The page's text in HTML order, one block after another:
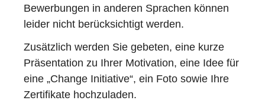
Bewerbungen in anderen Sprachen können
leider nicht berücksichtigt werden.
Zusätzlich werden Sie gebeten, eine kurze
Präsentation zu Ihrer Motivation, eine Idee für
eine „Change Initiative“, ein Foto sowie Ihre
Zertifikate hochzuladen.